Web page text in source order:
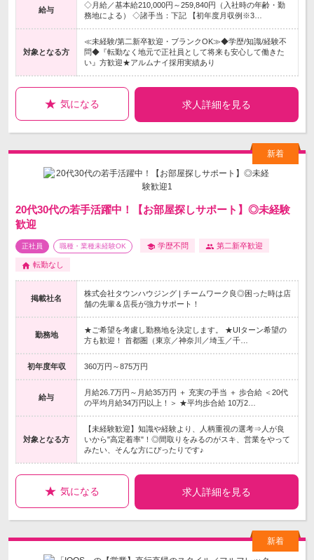
給与
◇月給／基本給210,000円～259,840円（入社時の年齢・勤
務地による） ◇諸手当：下記 【初年度月収例※3…
対象となる方
≪未経験/第二新卒歓迎・ブランクOK≫◆学歴/知識/経験不
問◆『転勤なく地元で正社員として将来も安心して働きた
い』方歓迎★アルムナイ採用実績あり
気になる 求人詳細を見る
20代30代の若手活躍中！【お部屋探しサポート】◎未経験
歓迎
正社員 職種・業種未経験OK 学歴不問 第二新卒歓迎
転勤なし
掲載社名
株式会社タウンハウジング | チームワーク良◎困った時は店
舗の先輩＆店長が強力サポート！
勤務地
★ご希望を考慮し勤務地を決定します。 ★UIターン希望の
方も歓迎！ 首都圏（東京／神奈川／埼玉／千…
初年度年収 360万円～875万円
給与
月給26.7万円～月給35万円 ＋ 充実の手当 ＋ 歩合給 ＜20代
の平均月給34万円以上！＞ ★平均歩合給 10万2…
対象となる方
【未経験歓迎】知識や経験より、人柄重視の選考⇒人が良
いから"高定着率"！◎間取りをみるのがスキ、営業をやって
みたい、そんな方にぴったりです♪
気になる 求人詳細を見る